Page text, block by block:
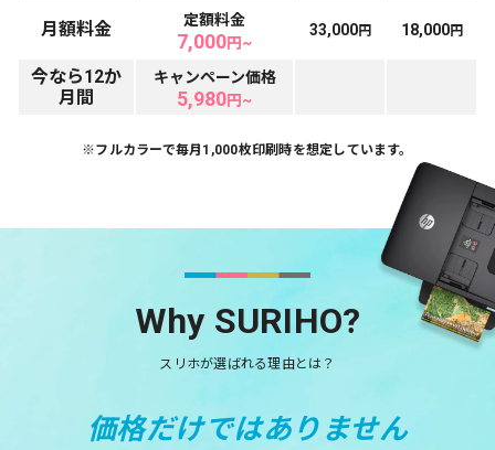
月額料金 定額料金
7,000円~
33,000円 18,000円
今なら12か
月間
キャンペーン価格
5,980円~
※フルカラーで毎月1,000枚印刷時を想定しています。
Why SURIHO?
スリホが選ばれる理由とは？
価格だけではありません